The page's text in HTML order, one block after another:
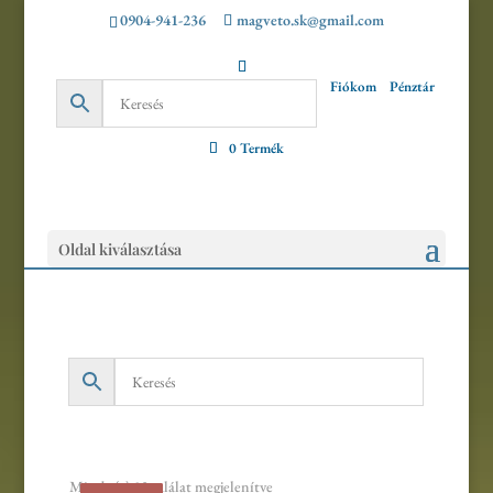
0904-941-236 magveto.sk@gmail.com
Fiókom Pénztár
0 Termék
Oldal kiválasztása
Mind a(z) 12 találat megjelenítveSorted